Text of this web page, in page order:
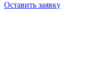
Оставить заявку